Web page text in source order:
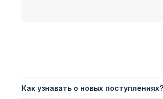
Как узнавать о новых поступлениях?